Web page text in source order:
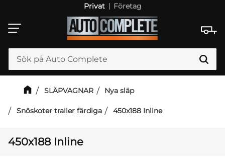
Meny
Privat Företag
SLÄPVAGNAR Nya släp
Snöskoter trailer färdiga 450x188 Inline
450x188 Inline